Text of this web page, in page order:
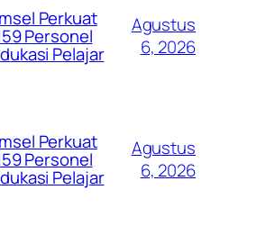
Perkuat
Personel
Pelajar
Agustus
6, 2026
Perkuat
Personel
Pelajar
Agustus
6, 2026